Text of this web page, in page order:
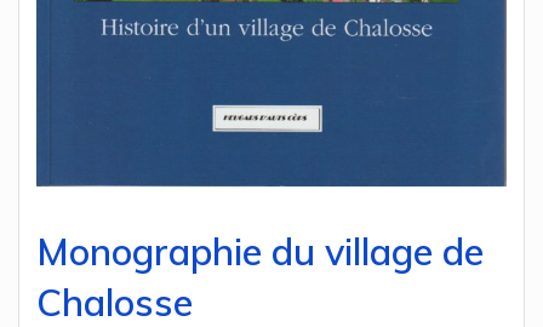
Monographie du village de
Chalosse